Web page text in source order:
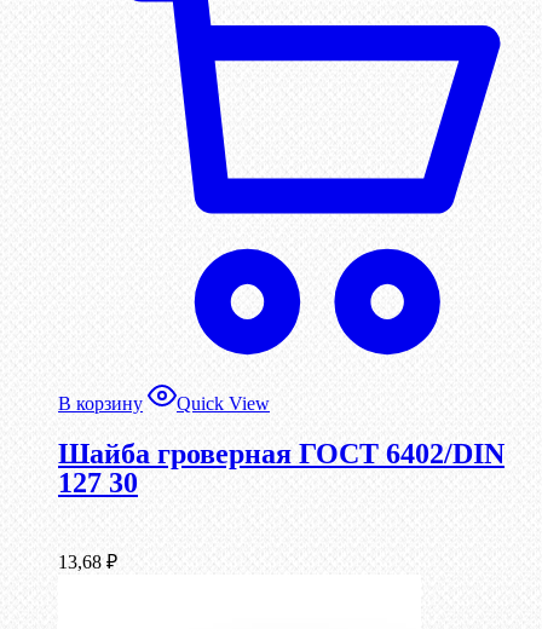
В корзину Quick View
Шайба гроверная ГОСТ 6402/DIN
127 30
13,68 ₽